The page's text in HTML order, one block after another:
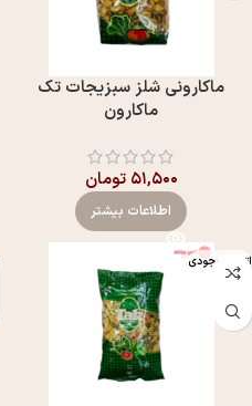
ماکارونی شلز سبزیجات تک
ماکارون
۵۱,۵۰۰ تومان
اطلاعات بیشتر
اتمام موجودی